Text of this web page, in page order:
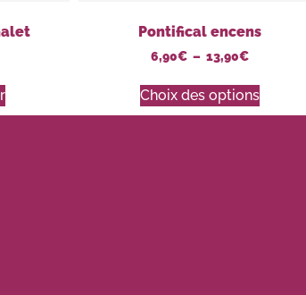
Pontifical encens
6,90€ – 13,90€
Choix des options